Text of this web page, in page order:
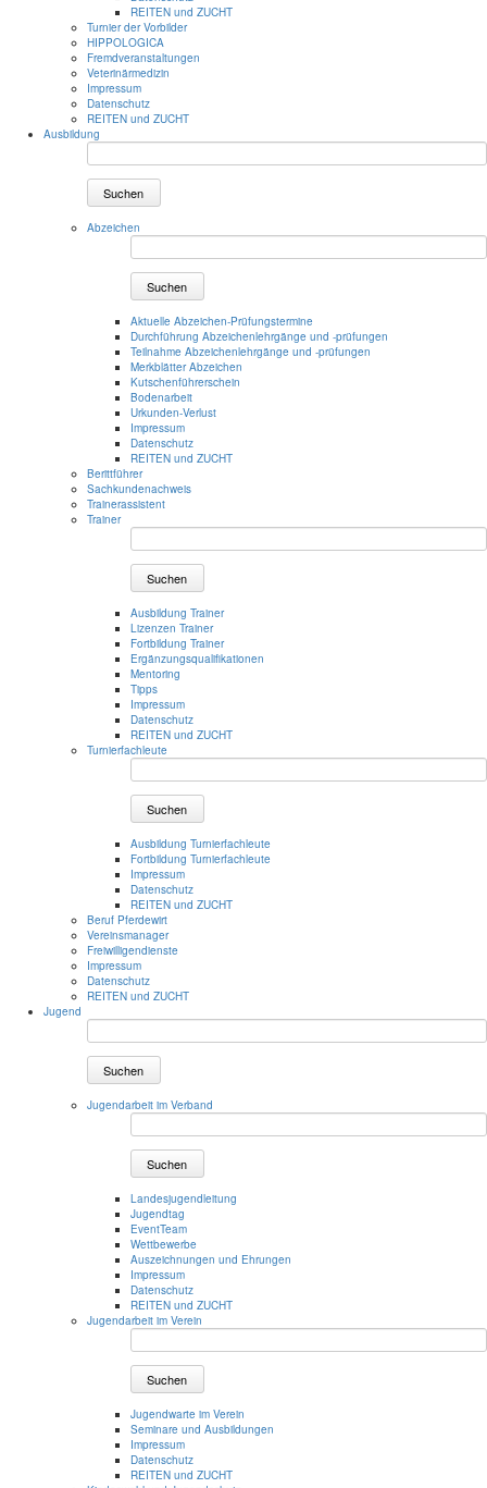
REITEN und ZUCHT
Turnier der Vorbilder
HIPPOLOGICA
Fremdveranstaltungen
Veterinärmedizin
Impressum
Datenschutz
REITEN und ZUCHT
Ausbildung
Suchen
Abzeichen
Suchen
Aktuelle Abzeichen-Prüfungstermine
Durchführung Abzeichenlehrgänge und -prüfungen
Teilnahme Abzeichenlehrgänge und -prüfungen
Merkblätter Abzeichen
Kutschenführerschein
Bodenarbeit
Urkunden-Verlust
Impressum
Datenschutz
REITEN und ZUCHT
Berittführer
Sachkundenachweis
Trainerassistent
Trainer
Suchen
Ausbildung Trainer
Lizenzen Trainer
Fortbildung Trainer
Ergänzungsqualifikationen
Mentoring
Tipps
Impressum
Datenschutz
REITEN und ZUCHT
Turnierfachleute
Suchen
Ausbildung Turnierfachleute
Fortbildung Turnierfachleute
Impressum
Datenschutz
REITEN und ZUCHT
Beruf Pferdewirt
Vereinsmanager
Freiwilligendienste
Impressum
Datenschutz
REITEN und ZUCHT
Jugend
Suchen
Jugendarbeit im Verband
Suchen
Landesjugendleitung
Jugendtag
EventTeam
Wettbewerbe
Auszeichnungen und Ehrungen
Impressum
Datenschutz
REITEN und ZUCHT
Jugendarbeit im Verein
Suchen
Jugendwarte im Verein
Seminare und Ausbildungen
Impressum
Datenschutz
REITEN und ZUCHT